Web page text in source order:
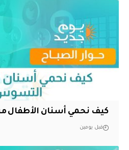
كيف نحمي أسنان الأطفال
قبل يومين